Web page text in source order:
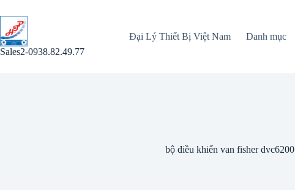
đến
phần
nội
dung
Sales2-0938.82.49.77
Đại Lý Thiết Bị Việt Nam Danh mục
bộ điều khiển van fisher dvc6200